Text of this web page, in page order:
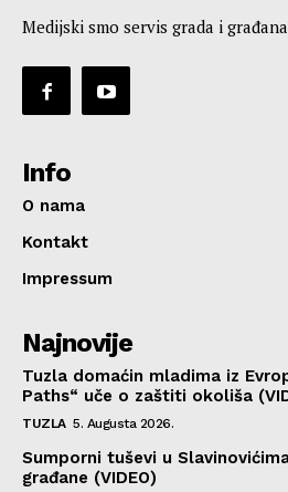
Medijski smo servis grada i
Info
O nama
Kontakt
Impressum
Najnovije
Tuzla domaćin mladima iz
Paths“ uče o zaštiti okoliša
TUZLA 5. Augusta 2026.
Sumporni tuševi u
građane (VIDEO)